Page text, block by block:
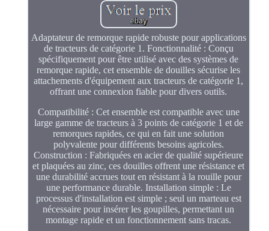
Adaptateur de remorque rapide robuste pour applications
de tracteurs de catégorie 1. Fonctionnalité : Conçu
spécifiquement pour être utilisé avec des systèmes de
remorque rapide, cet ensemble de douilles sécurise les
attachements d'équipement aux tracteurs de catégorie 1,
offrant une connexion fiable pour divers outils.
Compatibilité : Cet ensemble est compatible avec une
large gamme de tracteurs à 3 points de catégorie 1 et de
remorques rapides, ce qui en fait une solution
polyvalente pour différents besoins agricoles.
Construction : Fabriquées en acier de qualité supérieure
et plaquées au zinc, ces douilles offrent une résistance et
une durabilité accrues tout en résistant à la rouille pour
une performance durable. Installation simple : Le
processus d'installation est simple ; seul un marteau est
nécessaire pour insérer les goupilles, permettant un
montage rapide et un fonctionnement sans tracas.